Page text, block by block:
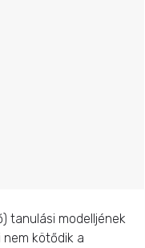
tanulási modelljének
nem kötődik a